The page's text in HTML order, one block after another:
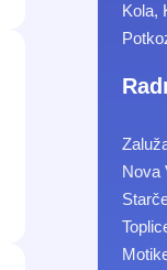
Kola,
Nova